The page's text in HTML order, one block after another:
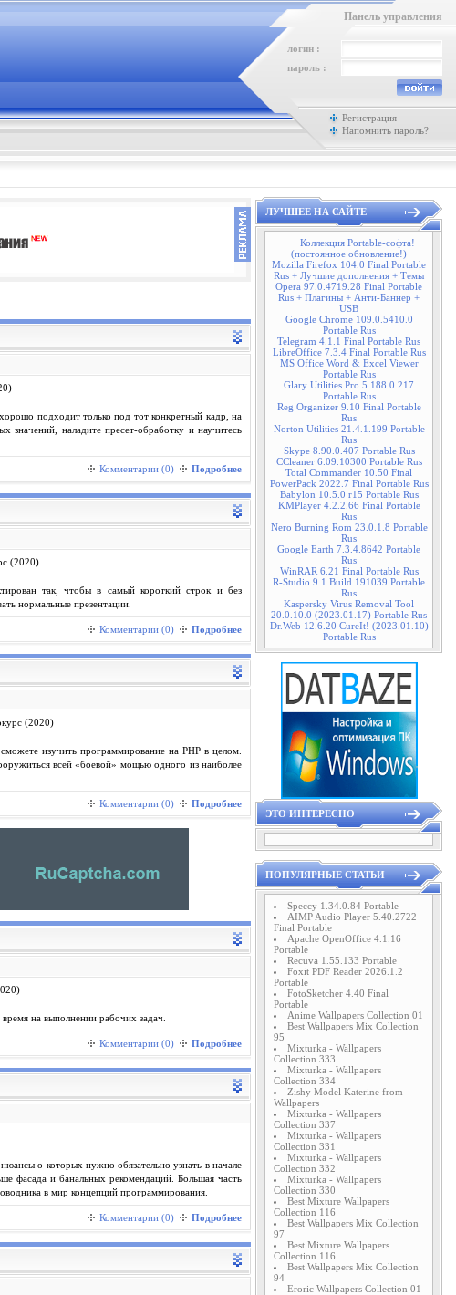
Панель управления
логин :
пароль :
Регистрация
Напомнить пароль?
подходит только под тот конкретный кадр, на
наладите пресет-обработку и научитесь
Комментарии (0) Подробнее
так, чтобы в самый короткий строк и без
нормальные презентации.
Комментарии (0) Подробнее
изучить программирование на PHP в целом.
всей «боевой» мощью одного из наиболее
Комментарии (0) Подробнее
на выполнении рабочих задач.
Комментарии (0) Подробнее
о которых нужно обязательно узнать в начале
фасада и банальных рекомендаций. Большая часть
в мир концепций программирования.
Комментарии (0) Подробнее
ЛУЧШЕЕ НА САЙТЕ
Коллекция Portable-софта!
(постоянное обновление!)
Mozilla Firefox 104.0 Final Portable
Rus + Лучшие дополнения + Темы
Opera 97.0.4719.28 Final Portable
Rus + Плагины + Анти-Баннер +
USB
Google Chrome 109.0.5410.0
Portable Rus
Telegram 4.1.1 Final Portable Rus
LibreOffice 7.3.4 Final Portable Rus
MS Office Word & Excel Viewer
Portable Rus
Glary Utilities Pro 5.188.0.217
Portable Rus
Reg Organizer 9.10 Final Portable
Rus
Norton Utilities 21.4.1.199 Portable
Rus
Skype 8.90.0.407 Portable Rus
CCleaner 6.09.10300 Portable Rus
Total Commander 10.50 Final
PowerPack 2022.7 Final Portable Rus
Babylon 10.5.0 r15 Portable Rus
KMPlayer 4.2.2.66 Final Portable
Rus
Nero Burning Rom 23.0.1.8 Portable
Rus
Google Earth 7.3.4.8642 Portable
Rus
WinRAR 6.21 Final Portable Rus
R-Studio 9.1 Build 191039 Portable
Rus
Kaspersky Virus Removal Tool
20.0.10.0 (2023.01.17) Portable Rus
Dr.Web 12.6.20 CureIt! (2023.01.10)
Portable Rus
ЭТО ИНТЕРЕСНО
ПОПУЛЯРНЫЕ СТАТЬИ
Speccy 1.34.0.84 Portable
AIMP Audio Player 5.40.2722
Final Portable
Apache OpenOffice 4.1.16
Portable
Recuva 1.55.133 Portable
Foxit PDF Reader 2026.1.2
Portable
FotoSketcher 4.40 Final
Portable
Anime Wallpapers Collection 01
Best Wallpapers Mix Collection
95
Mixturka - Wallpapers
Collection 333
Mixturka - Wallpapers
Collection 334
Zishy Model Katerine from
Wallpapers
Mixturka - Wallpapers
Collection 337
Mixturka - Wallpapers
Collection 331
Mixturka - Wallpapers
Collection 332
Mixturka - Wallpapers
Collection 330
Best Mixture Wallpapers
Collection 116
Best Wallpapers Mix Collection
97
Best Mixture Wallpapers
Collection 116
Best Wallpapers Mix Collection
94
Eroric Wallpapers Collection 01